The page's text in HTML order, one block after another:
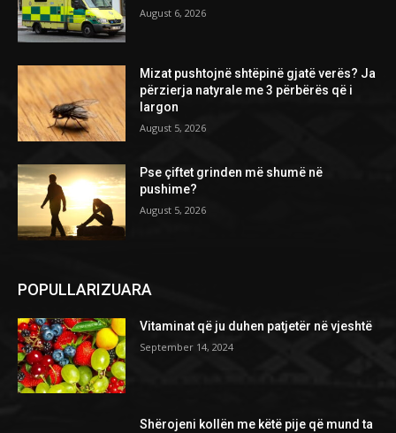
August 6, 2026
Mizat pushtojnë shtëpinë gjatë verës? Ja
përzierja natyrale me 3 përbërës që i
largon
August 5, 2026
Pse çiftet grinden më shumë në
pushime?
August 5, 2026
POPULLARIZUARA
Vitaminat që ju duhen patjetër në vjeshtë
September 14, 2024
Shërojeni kollën me këtë pije që mund ta